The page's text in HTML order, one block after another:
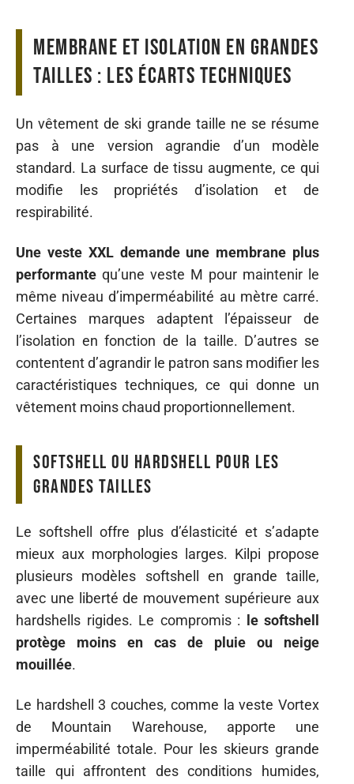
Membrane et isolation en grandes
tailles : les écarts techniques
Un vêtement de ski grande taille ne se résume
pas à une version agrandie d’un modèle
standard. La surface de tissu augmente, ce qui
modifie les propriétés d’isolation et de
respirabilité.
Une veste XXL demande une membrane plus
performante qu’une veste M pour maintenir le
même niveau d’imperméabilité au mètre carré.
Certaines marques adaptent l’épaisseur de
l’isolation en fonction de la taille. D’autres se
contentent d’agrandir le patron sans modifier les
caractéristiques techniques, ce qui donne un
vêtement moins chaud proportionnellement.
Softshell ou hardshell pour les
grandes tailles
Le softshell offre plus d’élasticité et s’adapte
mieux aux morphologies larges. Kilpi propose
plusieurs modèles softshell en grande taille,
avec une liberté de mouvement supérieure aux
hardshells rigides. Le compromis :
le softshell
protège moins en cas de pluie ou neige
mouillée.
Le hardshell 3 couches, comme la veste Vortex
de Mountain Warehouse, apporte une
imperméabilité totale. Pour les skieurs grande
taille qui affrontent des conditions humides,